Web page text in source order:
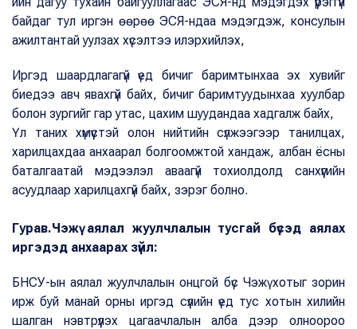
байдаг тул иргэн өөрөө ЭСЯ-ндаа мэдэгдэж, консулын
ажилтантай уулзах хүсэлтээ илэрхийлэх,
Иргэд шаардлагагүй үед бичиг баримтынхаа эх хувийг
биедээ авч явахгүй байх, бичиг баримтуудынхаа хуулбар
болон зургийг гар утас, цахим шуудандаа хадгалж байх,
Үл таних хүмүүстэй олон нийтийн сүлжээгээр танилцах,
харилцахдаа анхаарал болгоомжтой хандаж, албан ёсны
баталгаатай мэдээлэл аваагүй тохиолдолд санхүүгийн
асуудлаар харилцахгүй байх, зэрэг болно.
Гурав.Чэжү аялал жуулчлалын тусгай бүсэд аялах
иргэдэд анхаарах зүйл:
БНСУ-ын аялал жуулчлалын онцгой бүс Чэжү хотыг зорин
ирж буй манай орны иргэд сүүлийн үед тус хотын хилийн
шалган нэвтрүүлэх цагаачлалын алба дээр олноороо